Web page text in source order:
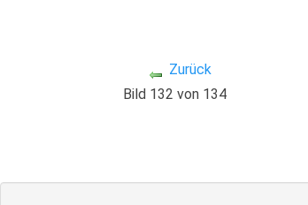
Zurück
Bild 132 von 134